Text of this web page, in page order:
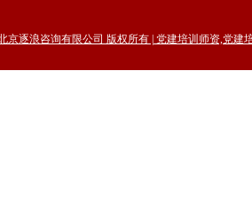
京逐浪咨询有限公司 版权所有 | 党建培训师资,党